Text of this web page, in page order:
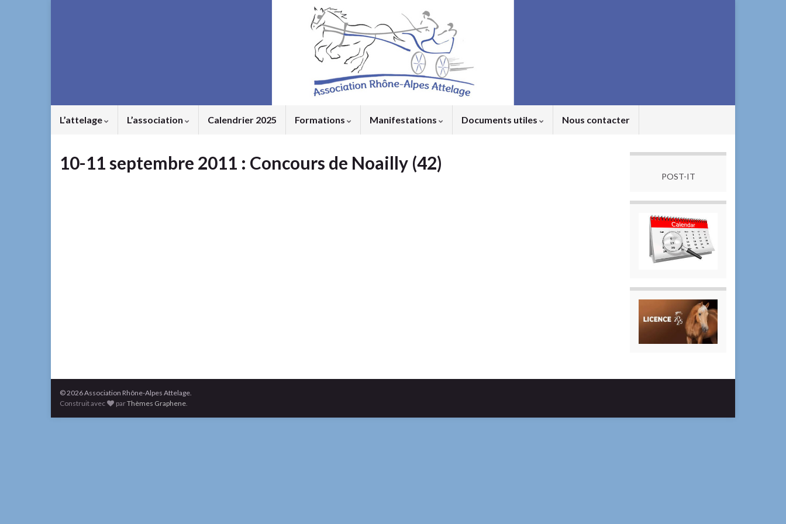
L’attelage L’association Calendrier 2025 Formations Manifestations Documents utiles Nous contacter
10-11 septembre 2011 : Concours de Noailly (42)
POST-IT
© 2026 Association Rhône-Alpes Attelage.
Construit avec
parThèmes Graphene